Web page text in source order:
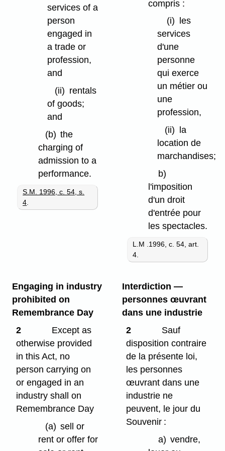
services of a
person
engaged in
a trade or
profession,
and
(ii) rentals
of goods;
and
(b) the
charging of
admission to a
performance.
S.M. 1996, c. 54, s.
4
compris :
(i)
les
services
d'une
personne
qui exerce
un métier ou
une
profession,
(ii)
la
location de
marchandises;
b)
l'imposition
d'un droit
d'entrée pour
les spectacles.
L.M .1996, c. 54, art.
4.
Engaging in industry
prohibited on
Remembrance Day
2
Except as
otherwise provided
in this Act, no
person carrying on
or engaged in an
industry shall on
Remembrance Day
(a) sell or
rent or offer for
Interdiction —
personnes œuvrant
dans une industrie
2
Sauf
disposition contraire
de la présente loi,
les personnes
œuvrant dans une
industrie ne
peuvent, le jour du
Souvenir :
a) vendre,